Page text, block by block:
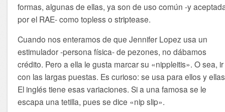
formas, algunas de ellas, ya son de uso común -y
por el RAE- como topless o striptease.
Cuando nos enteramos de que Jennifer Lopez usa un
estimulador -persona física- de pezones, no dábamos
crédito. Pero a ella le gusta marcar su «nippleitis». O sea, ir
con las largas puestas. Es curioso: se usa para ellos y
El inglés tiene esas variaciones. Si a una famosa se le
escapa una tetilla, pues se dice «nip slip».